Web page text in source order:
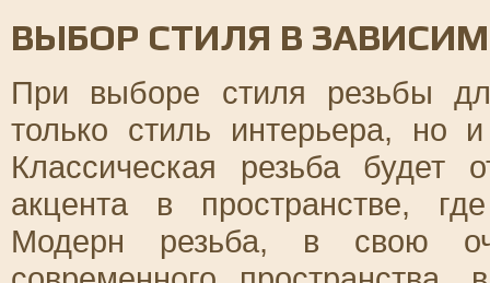
ВЫБОР СТИЛЯ В
При выборе стиля резьбы
только стиль интерьера, но
Классическая резьба будет
акцента в пространстве,
Модерн резьба, в свою